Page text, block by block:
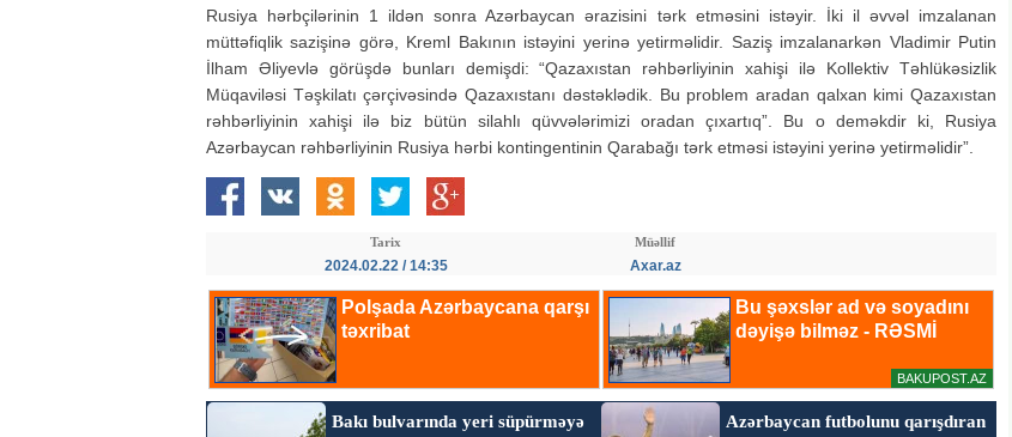
Rusiya hərbçilərinin 1 ildən sonra Azərbaycan ərazisini tərk etməsini istəyir. İki il əvvəl imzalanan
müttəfiqlik sazişinə görə, Kreml Bakının istəyini yerinə yetirməlidir. Saziş imzalanarkən Vladimir Putin
İlham Əliyevlə görüşdə bunları demişdi: “Qazaxıstan rəhbərliyinin xahişi ilə Kollektiv Təhlükəsizlik
Müqaviləsi Təşkilatı çərçivəsində Qazaxıstanı dəstəklədik. Bu problem aradan qalxan kimi Qazaxıstan
rəhbərliyinin xahişi ilə biz bütün silahlı qüvvələrimizi oradan çıxartıq”. Bu o deməkdir ki, Rusiya
Azərbaycan rəhbərliyinin Rusiya hərbi kontingentinin Qarabağı tərk etməsi istəyini yerinə yetirməlidir”.
Tarix
2024.02.22 / 14:35
Müəllif
Axar.az